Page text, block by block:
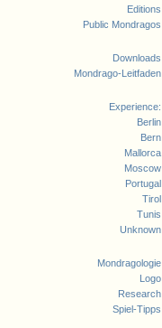
Editions
Public Mondragos
Downloads
Mondrago-Leitfaden
Experience:
Berlin
Bern
Mallorca
Moscow
Portugal
Tirol
Tunis
Unknown
Mondragologie
Logo
Research
Spiel-Tipps